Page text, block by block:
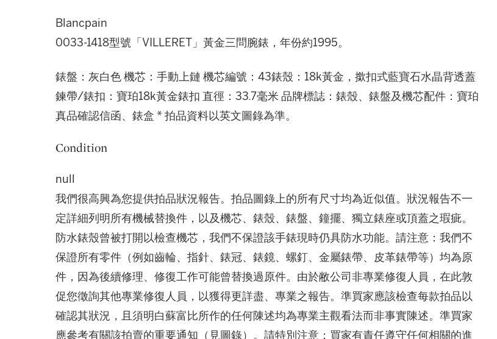
Blancpain
0033-1418型號「VILLERET」黃金三問腕錶，年份約1995。
錶盤：灰白色 機芯：手動上鏈 機芯編號：43錶殼：18k黃金，撳扣式藍寶石水晶背透蓋
鍊帶/錶扣：寶珀18k黃金錶扣 直徑：33.7毫米 品牌標誌：錶殼、錶盤及機芯配件：寶珀
真品確認信函、錶盒 * 拍品資料以英文圖錄為準。
Condition
null
我們很高興為您提供拍品狀況報告。拍品圖錄上的所有尺寸均為近似值。狀況報告不一
定詳細列明所有機械替換件，以及機芯、錶殼、錶盤、鐘擺、獨立錶座或頂蓋之瑕疵。
防水錶殼曾被打開以檢查機芯，我們不保證該手錶現時仍具防水功能。請注意：我們不
保證所有零件（例如齒輪、指針、錶冠、錶鏡、螺釘、金屬錶帶、皮革錶帶等）均為原
件，因為後續修理、修復工作可能曾替換過原件。由於敝公司非專業修復人員，在此敦
促您徵詢其他專業修復人員，以獲得更詳盡、專業之報告。準買家應該檢查每款拍品以
確認其狀況，且須明白蘇富比所作的任何陳述均為專業主觀看法而非事實陳述。準買家
應參考有關該拍賣的重要通知（見圖錄）。請特別注意：買家有責任遵守任何相關的進